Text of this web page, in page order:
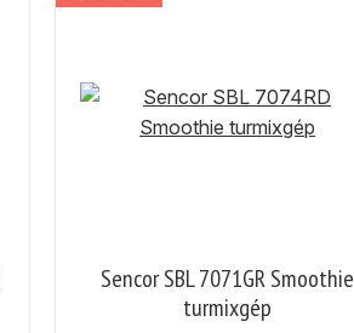
Sencor SBL 7071GR Smoothie
turmixgép